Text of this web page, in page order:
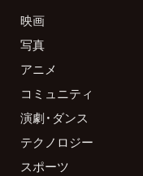
映画
写真
アニメ
コミュニティ
演劇・ダンス
テクノロジー
スポーツ